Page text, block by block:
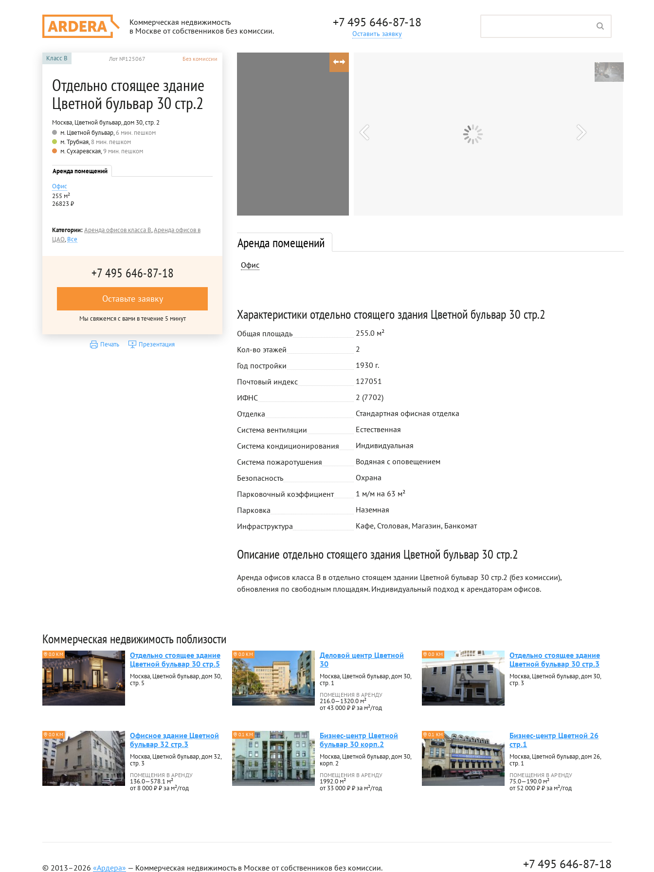
Коммерческая недвижимость
в Москве от собственников без комиссии.
+7 495 646-87-18
Оставить заявку
Класс B Лот №125067 Без комиссии
Отдельно стоящее здание
Цветной бульвар 30 стр.2
Москва, Цветной бульвар, дом 30, стр. 2
м. Цветной бульвар,6 мин. пешком
м. Трубная,8 мин. пешком
м. Сухаревская,9 мин. пешком
Аренда помещений
Офис
255 м²
26823 ₽
Категории:Аренда офисов класса B,Аренда офисов в
ЦАО,Все
+7 495 646-87-18
Оставьте заявку
Мы свяжемся с вами в течение 5 минут
Печать Презентация
Аренда помещений
Офис
Характеристики отдельно стоящего здания Цветной бульвар 30 стр.2
Общая площадь
255.0 м²
Кол-во этажей
2
Год постройки
1930 г.
Почтовый индекс
127051
ИФНС
2 (7702)
Отделка
Стандартная офисная отделка
Система вентиляции
Естественная
Система кондиционирования
Индивидуальная
Система пожаротушения
Водяная с оповещением
Безопасность
Охрана
Парковочный коэффициент
1 м/м на 63 м²
Парковка
Наземная
Инфраструктура
Кафе, Столовая, Магазин, Банкомат
Описание отдельно стоящего здания Цветной бульвар 30 стр.2
Аренда офисов класса B в отдельно стоящем здании Цветной бульвар 30 стр.2 (без комиссии),
обновления по свободным площадям. Индивидуальный подход к арендаторам офисов.
Коммерческая недвижимость поблизости
0.0 КМ
Отдельно стоящее здание
Цветной бульвар 30 стр.5
Москва, Цветной бульвар, дом 30,
стр. 5
0.0 КМ
Деловой центр Цветной
30
Москва, Цветной бульвар, дом 30,
стр. 1
ПОМЕЩЕНИЯ В АРЕНДУ
216.0—1320.0 м²
от 43 000 ₽ ₽ за м²/год
0.0 КМ
Отдельно стоящее здание
Цветной бульвар 30 стр.3
Москва, Цветной бульвар, дом 30,
стр. 3
0.0 КМ
Офисное здание Цветной
бульвар 32 стр.3
Москва, Цветной бульвар, дом 32,
стр. 3
ПОМЕЩЕНИЯ В АРЕНДУ
136.0—578.1 м²
от 8 000 ₽ ₽ за м²/год
0.1 КМ
Бизнес-центр Цветной
бульвар 30 корп.2
Москва, Цветной бульвар, дом 30,
корп. 2
ПОМЕЩЕНИЯ В АРЕНДУ
1992.0 м²
от 33 000 ₽ ₽ за м²/год
0.1 КМ
Бизнес-центр Цветной 26
стр.1
Москва, Цветной бульвар, дом 26,
стр. 1
ПОМЕЩЕНИЯ В АРЕНДУ
75.0—190.0 м²
от 52 000 ₽ ₽ за м²/год
© 2013–2026 «Ардера» — Коммерческая недвижимость в Москве от собственников без комиссии. +7 495 646-87-18